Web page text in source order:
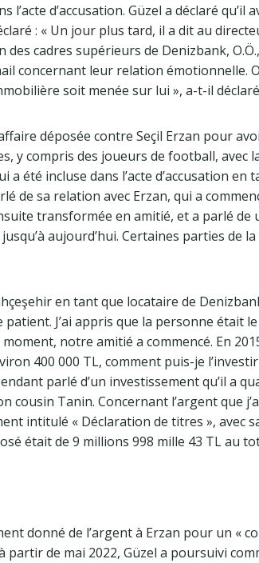
d’accusation. Güzel a déclaré qu’il
: « Un jour plus tard, il a dit au
cadres supérieurs de Denizbank,
concernant leur relation émotionnelle.
soit menée sur lui », a-t-il
déposée contre Seçil Erzan pour
y compris des joueurs de football, avec
été incluse dans l’acte d’accusation en
de sa relation avec Erzan, qui a
transformée en amitié, et a parlé de
aujourd’hui. Certaines parties de
en tant que locataire de
patient. J’ai appris que la personne était
notre amitié a commencé. En
400 000 TL, comment puis-je l’investir
parlé d’un investissement qu’il a
Tanin. Concernant l’argent que
intitulé « Déclaration de titres », avec
était de 9 millions 998 mille 43 TL au
donné de l’argent à Erzan pour un «
de mai 2022, Güzel a poursuivi